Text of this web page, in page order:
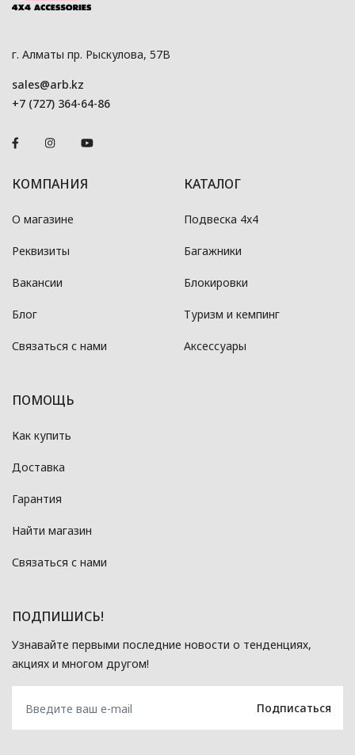
г. Алматы пр. Рыскулова, 57В
sales@arb.kz
+7 (727) 364-64-86
КОМПАНИЯ
О магазине
Реквизиты
Вакансии
Блог
Связаться с нами
КАТАЛОГ
Подвеска 4x4
Багажники
Блокировки
Туризм и кемпинг
Аксессуары
ПОМОЩЬ
Как купить
Доставка
Гарантия
Найти магазин
Связаться с нами
ПОДПИШИСЬ!
Узнавайте первыми последние новости о тенденциях,
акциях и многом другом!